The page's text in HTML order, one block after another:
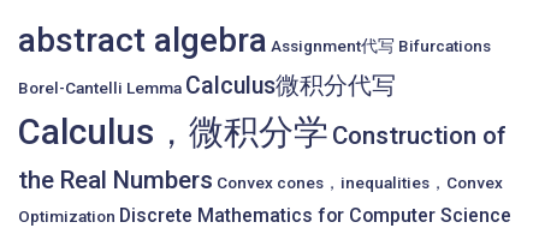
abstract algebra Assignment代写 Bifurcations
Borel-Cantelli Lemma Calculus微积分代写
Calculus，微积分学 Construction of
the Real Numbers Convex cones，inequalities，Convex
Optimization Discrete Mathematics for Computer Science